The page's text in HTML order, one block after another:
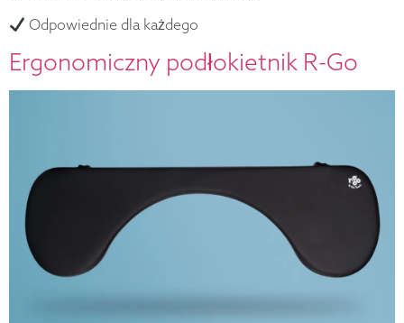
Odpowiednie dla każdego
Ergonomiczny podłokietnik R-Go